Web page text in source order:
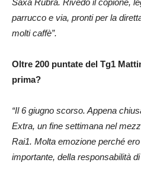
Saxa Rubra. Rivedo il copione,
parrucco e via, pronti per la
molti caffè”.
Oltre 200 puntate del Tg1
prima?
“Il 6 giugno scorso. Appena
Extra, un fine settimana nel
Rai1. Molta emozione perché
importante, della responsabilità